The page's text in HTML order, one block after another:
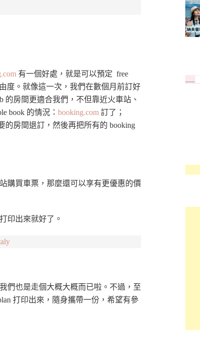
有一個好處，就是可以預定 free
度。就像這一次，我們在數個月前訂好
的房間更適合我們，不但靠近火車站、
book 的情況： booking.com 訂了；
的房間退訂，然後再把所有的 booking
購買車票，那麼還可以享有更優惠的價
印出來就好了。
們也是走個大概大概而已啦。不過，至
打印出來，隨身攜帶一份，希望有參